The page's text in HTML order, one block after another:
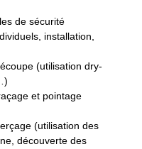
de sécurité
installation,
(utilisation dry-
et pointage
(utilisation des
découverte des